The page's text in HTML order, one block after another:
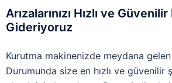
Arızalarınızı Hızlı ve
Gideriyoruz
Kurutma makinenizde meydana
Durumunda size en hızlı ve güvenilir